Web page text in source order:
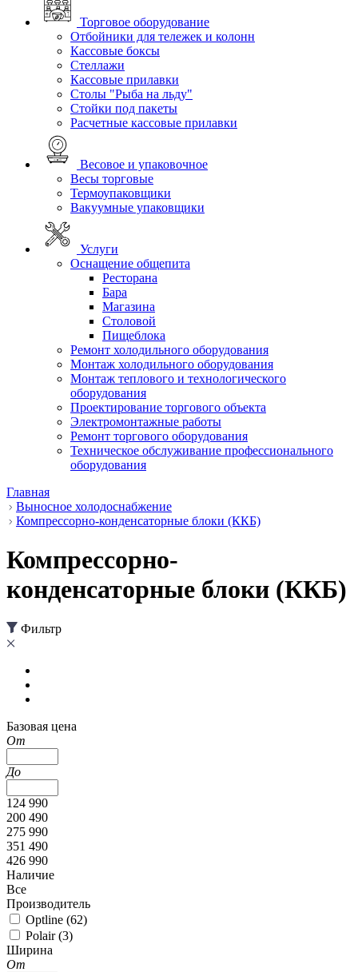
Торговое оборудование
Отбойники для тележек и колонн
Кассовые боксы
Стеллажи
Кассовые прилавки
Столы "Рыба на льду"
Стойки под пакеты
Расчетные кассовые прилавки
Весовое и упаковочное
Весы торговые
Термоупаковщики
Вакуумные упаковщики
Услуги
Оснащение общепита
Ресторана
Бара
Магазина
Столовой
Пищеблока
Ремонт холодильного оборудования
Монтаж холодильного оборудования
Монтаж теплового и технологического
оборудования
Проектирование торгового объекта
Электромонтажные работы
Ремонт торгового оборудования
Техническое обслуживание профессионального
оборудования
Главная
Выносное холодоснабжение
Компрессорно-конденсаторные блоки (ККБ)
Компрессорно-
конденсаторные блоки (ККБ)
Фильтр
Базовая цена
От
До
124 990
200 490
275 990
351 490
426 990
Наличие
Все
Производитель
Optline (62)
Polair (3)
Ширина
От